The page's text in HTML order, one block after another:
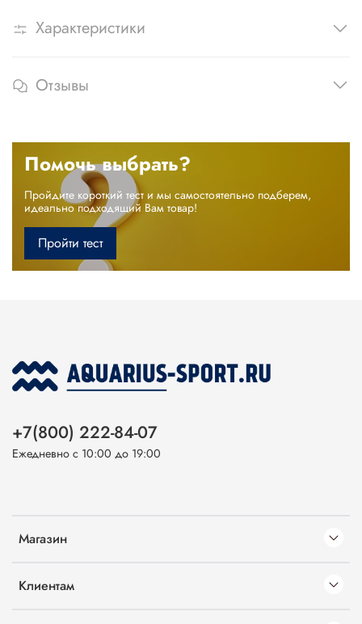
Характеристики
Отзывы
Помочь выбрать?
Пройдите короткий тест и мы самостоятельно подберем,
идеально подходящий Вам товар!
Пройти тест
Магазин
Клиентам
+7(800) 222-84-07
Ежедневно с 10:00 до 19:00